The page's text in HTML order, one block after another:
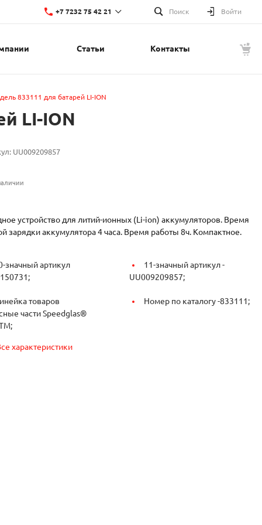
+7 7232 75 42 21
+7 7232 75 42 21
Поиск Войти
Статьи Контакты
833111 для батарей LI-ION
LI-ION
UU009209857
устройство для литий-ионных (Li-ion) аккумуляторов. Время
зарядки аккумулятора 4 часа. Время работы 8ч. Компактное.
значный артикул
11-значный артикул -
UU009209857;
товаров
части Speedglas®
Номер по каталогу -833111;
характеристики